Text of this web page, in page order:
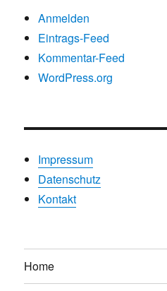
Anmelden
Eintrags-Feed
Kommentar-Feed
WordPress.org
Impressum
Datenschutz
Kontakt
Home